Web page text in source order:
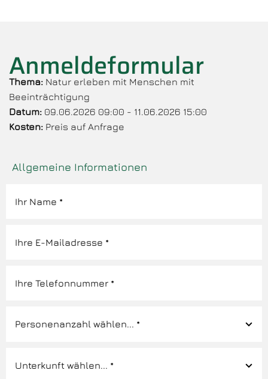
Anmeldeformular
Thema: Natur erleben mit Menschen mit
Beeinträchtigung
Datum: 09.06.2026 09:00 - 11.06.2026 15:00
Kosten: Preis auf Anfrage
Allgemeine Informationen